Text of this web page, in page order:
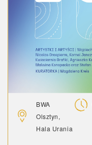
BWA
Olsztyn,
Hala Urania